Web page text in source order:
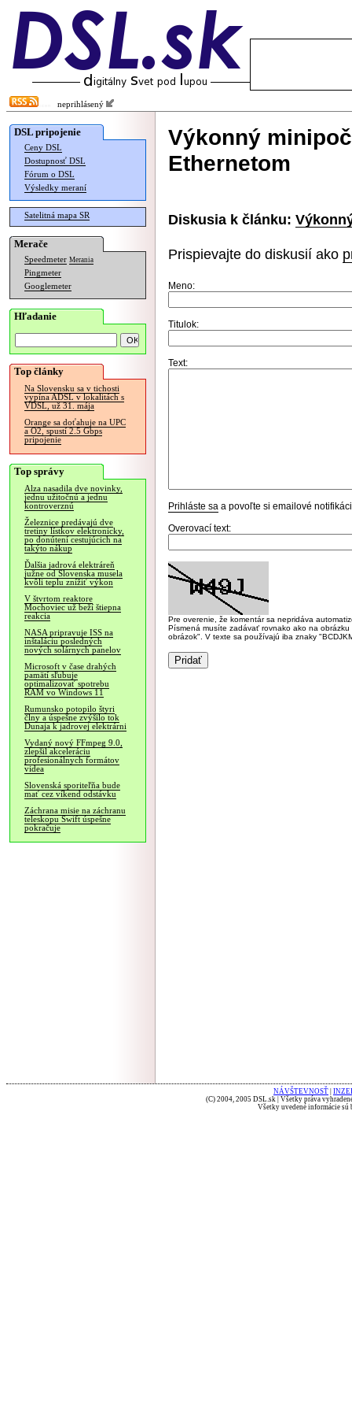
neprihlásený
DSL pripojenie
Ceny DSL
Dostupnosť DSL
Fórum o DSL
Výsledky meraní
Satelitná mapa SR
Merače
Speedmeter Merania
Pingmeter
Googlemeter
Hľadanie
Top články
Na Slovensku sa v tichosti
vypína ADSL v lokalitách s
VDSL, už 31. mája
Orange sa doťahuje na UPC
a O2, spustí 2.5 Gbps
pripojenie
Top správy
Alza nasadila dve novinky,
jednu užitočnú a jednu
kontroverznú
Železnice predávajú dve
tretiny lístkov elektronicky,
po donútení cestujúcich na
takýto nákup
Ďalšia jadrová elektráreň
južne od Slovenska musela
kvôli teplu znížiť výkon
V štvrtom reaktore
Mochoviec už beží štiepna
reakcia
NASA pripravuje ISS na
inštaláciu posledných
nových solárnych panelov
Microsoft v čase drahých
pamätí sľubuje
optimalizovať spotrebu
RAM vo Windows 11
Rumunsko potopilo štyri
člny a úspešne zvýšilo tok
Dunaja k jadrovej elektrárni
Vydaný nový FFmpeg 9.0,
zlepšil akceleráciu
profesionálnych formátov
videa
Slovenská sporiteľňa bude
mať cez víkend odstávku
Záchrana misie na záchranu
teleskopu Swift úspešne
pokračuje
Výkonný
Ethernetom
Diskusia k článku:
Prispievajte do diskusií ako
Meno:
Titulok:
Text:
Prihláste sa a povoľte si emailové
Overovací text:
Pre overenie, že komentár sa nepridáva
Písmená musíte zadávať rovnako ako na
obrázok". V texte sa používajú iba znaky
NÁVŠTEVNOSŤ
(C) 2004, 2005 DSL.sk | Všetky práva
Všetky uvedené informácie sú